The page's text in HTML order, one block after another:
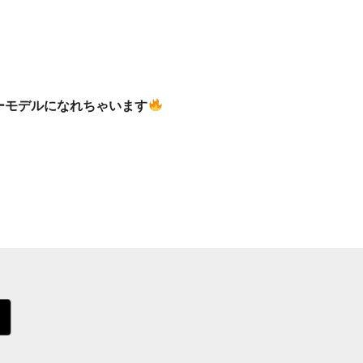
デルになれちゃいます